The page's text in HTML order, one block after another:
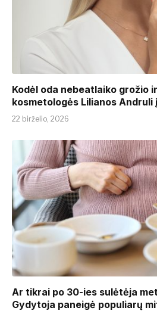
Kodėl oda nebeatlaiko grožio
kosmetologės Lilianos Andruli
22 birželio, 2026
Ar tikrai po 30-ies sulėtėja
Gydytoja paneigė populiarų